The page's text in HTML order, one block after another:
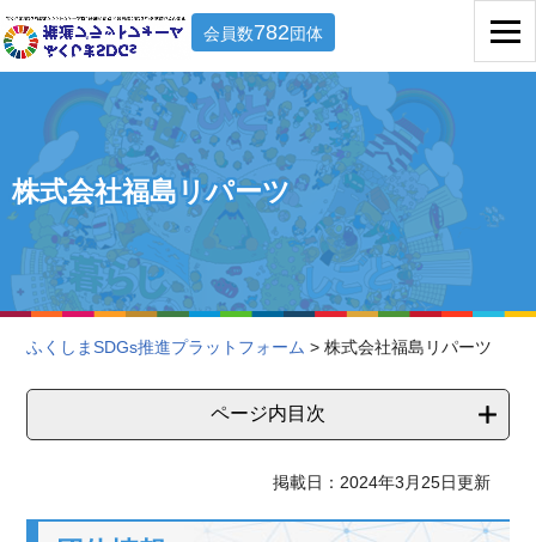
会員数782団体
株式会社福島リパーツ
ふくしまSDGs推進プラットフォーム > 株式会社福島リパーツ
ページ内目次
掲載日：2024年3月25日更新